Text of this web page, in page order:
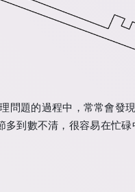
問題的過程中，常常會發
到數不清，很容易在忙